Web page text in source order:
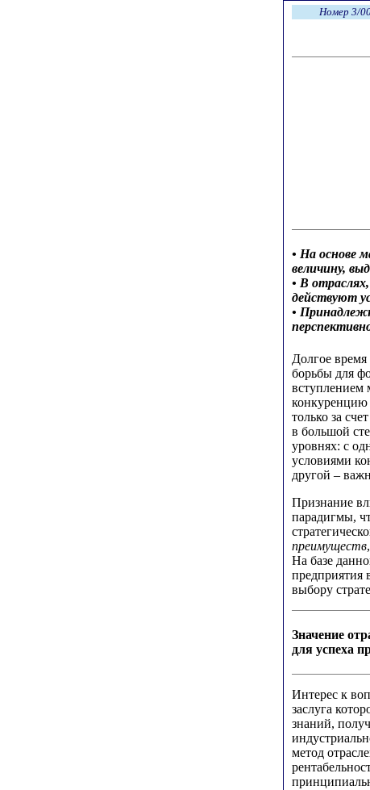
Номер 3/
• На основе
величину,
• В
действуют
•
Долгое время
борьбы для
вступлением
конкуренцию
только за
в большой
уровнях: с
условиями
другой –
Признание
парадигмы,
преимуществ
На базе
предприятия
выбору
Значение
для успеха
Интерес к
заслуга
знаний,
метод